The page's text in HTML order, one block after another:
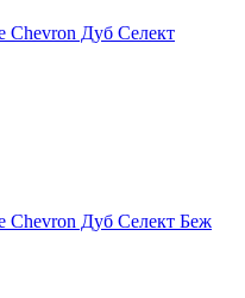
Chevron Дуб Селект
Chevron Дуб Селект Беж